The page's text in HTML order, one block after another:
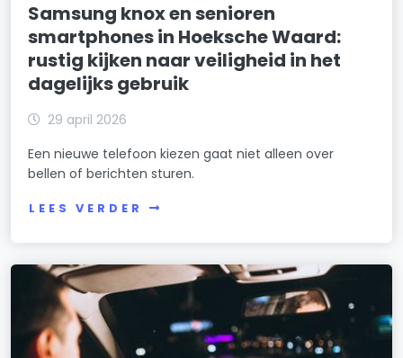
Samsung knox en senioren
smartphones in Hoeksche Waard:
rustig kijken naar veiligheid in het
dagelijks gebruik
29 april 2026
Een nieuwe telefoon kiezen gaat niet alleen over
bellen of berichten sturen.
LEES VERDER